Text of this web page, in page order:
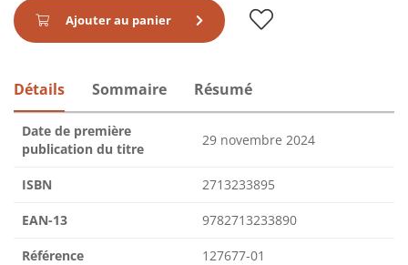
Ajouter au panier
Détails Sommaire Résumé
Date de première
publication du titre
29 novembre 2024
ISBN 2713233895
EAN-13 9782713233890
Référence 127677-01